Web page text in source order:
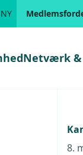
Netværk
8.